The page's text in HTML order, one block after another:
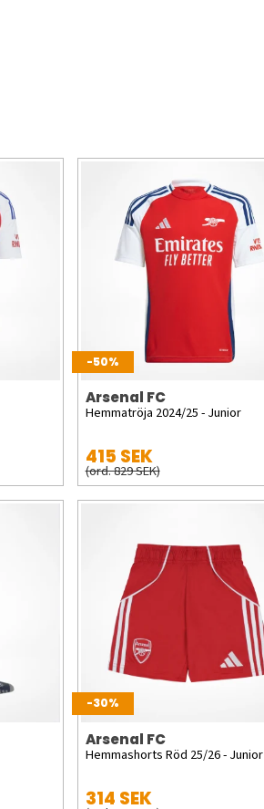
-50%
Arsenal FC
Hemmatröja 2024/25 - Junior
415 SEK
(ord. 829 SEK)
-30%
Arsenal FC
Hemmashorts Röd 25/26 - Junior
314 SEK